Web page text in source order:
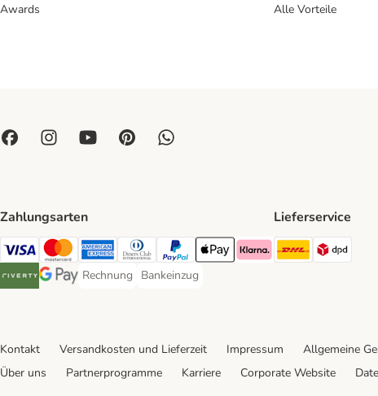
Awards
Alle Vorteile
Zahlungsarten
Visa Payment Method
Mastercard Payment Method
American Express Payment Method
Diners Club Payment Method
PayPal Payment Method
Apple Pay Payment Method
Klarna Payment Method
Riverty Payment Method
Google Pay Payment Method
Rechnung
Rechnung Payment Method
Bankeinzug
Bankeinzug Payment Method
Lieferservice
DHL
Kontakt Versandkosten und Lieferzeit Impressum Allgemeine
Über uns
Partnerprogramme Karriere Corporate Website